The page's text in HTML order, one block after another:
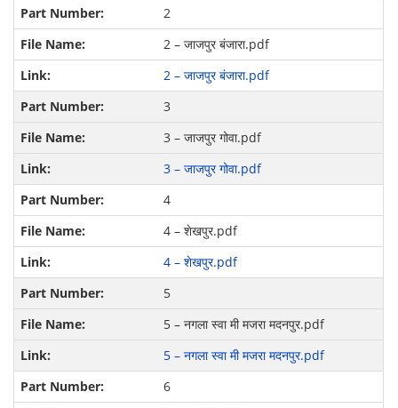
2
2 – जाजपुर बंजारा.pdf
2 – जाजपुर बंजारा.pdf
3
3 – जाजपुर गोवा.pdf
3 – जाजपुर गोवा.pdf
4
4 – शेखपुर.pdf
4 – शेखपुर.pdf
5
5 – नगला स्‍वा मी मजरा मदनपुर.pdf
5 – नगला स्‍वा मी मजरा मदनपुर.pdf
6